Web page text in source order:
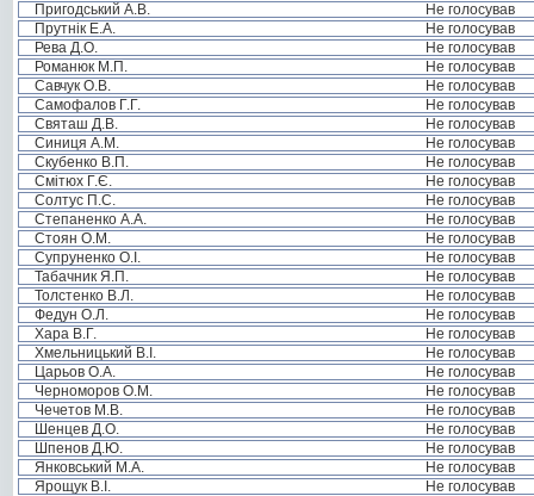
Пригодський А.В.
Не голосував
Прутнік Е.А.
Не голосував
Рева Д.О.
Не голосував
Романюк М.П.
Не голосував
Савчук О.В.
Не голосував
Самофалов Г.Г.
Не голосував
Святаш Д.В.
Не голосував
Синиця А.М.
Не голосував
Скубенко В.П.
Не голосував
Смітюх Г.Є.
Не голосував
Солтус П.С.
Не голосував
Степаненко А.А.
Не голосував
Стоян О.М.
Не голосував
Супруненко О.І.
Не голосував
Табачник Я.П.
Не голосував
Толстенко В.Л.
Не голосував
Федун О.Л.
Не голосував
Хара В.Г.
Не голосував
Хмельницький В.І.
Не голосував
Царьов О.А.
Не голосував
Черноморов О.М.
Не голосував
Чечетов М.В.
Не голосував
Шенцев Д.О.
Не голосував
Шпенов Д.Ю.
Не голосував
Янковський М.А.
Не голосував
Ярощук В.І.
Не голосував